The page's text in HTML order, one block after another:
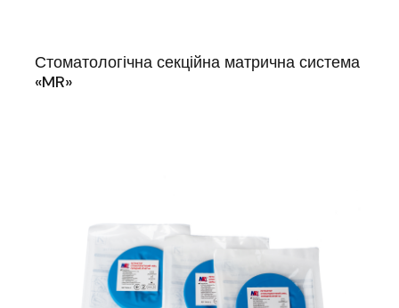
Стоматологічна секційна матрична система
«MR»